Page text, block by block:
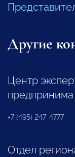
Другие
Центр
+7 (495) 247-4777
Отдел